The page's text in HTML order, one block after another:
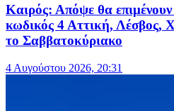
Καιρός: Απόψε θα
κωδικός 4 Αττική, Λέσβος,
το Σαββατοκύριακο
4 Αυγούστου 2026, 20:31